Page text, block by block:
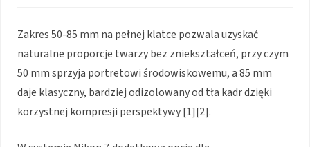
Zakres 50-85 mm na pełnej klatce pozwala uzyskać
naturalne proporcje twarzy bez zniekształceń, przy czym
50 mm sprzyja portretowi środowiskowemu, a 85 mm
daje klasyczny, bardziej odizolowany od tła kadr dzięki
korzystnej kompresji perspektywy [1][2].